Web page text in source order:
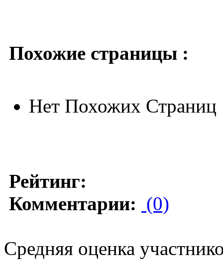
Похожие страницы :
Нет Похожих Страниц
Рейтинг:
Комментарии: (0)
Средняя оценка